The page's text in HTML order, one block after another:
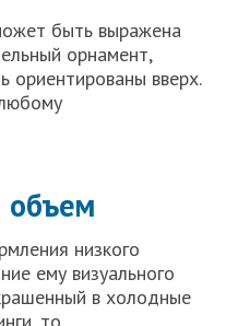
быть выражена
орнамент,
ориентированы вверх.
объем
низкого
ему визуального
в холодные